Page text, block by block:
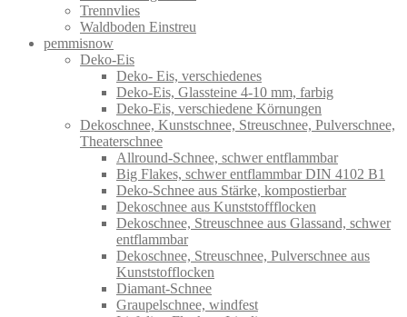
Trennvlies
Waldboden Einstreu
pemmisnow
Deko-Eis
Deko- Eis, verschiedenes
Deko-Eis, Glassteine 4-10 mm, farbig
Deko-Eis, verschiedene Körnungen
Dekoschnee, Kunstschnee, Streuschnee, Pulverschnee,
Theaterschnee
Allround-Schnee, schwer entflammbar
Big Flakes, schwer entflammbar DIN 4102 B1
Deko-Schnee aus Stärke, kompostierbar
Dekoschnee aus Kunststoffflocken
Dekoschnee, Streuschnee aus Glassand, schwer
entflammbar
Dekoschnee, Streuschnee, Pulverschnee aus
Kunststofflocken
Diamant-Schnee
Graupelschnee, windfest